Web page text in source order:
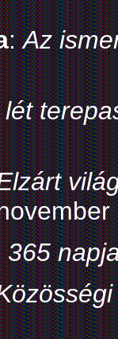
:Az
lét